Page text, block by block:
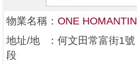
物業名稱 ： ONE HOMANTIN
地址/地
段
： 何文田常富街1號